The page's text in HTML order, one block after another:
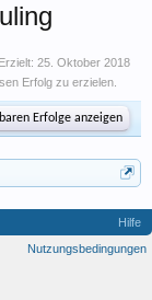
Erzielt: 25. Oktober 2018
Erfolg zu erzielen.
Erfolge anzeigen
Hilfe
Nutzungsbedingungen